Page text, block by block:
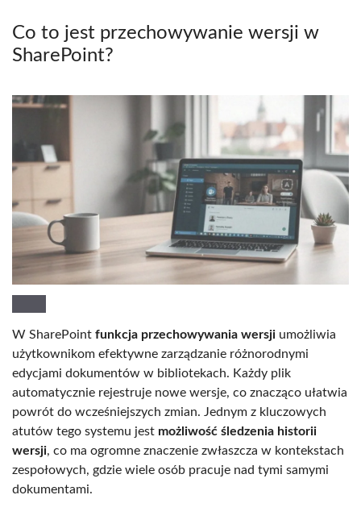
Co to jest przechowywanie wersji w
SharePoint?
W SharePoint funkcja przechowywania wersji umożliwia
użytkownikom efektywne zarządzanie różnorodnymi
edycjami dokumentów w bibliotekach. Każdy plik
automatycznie rejestruje nowe wersje, co znacząco ułatwia
powrót do wcześniejszych zmian. Jednym z kluczowych
atutów tego systemu jest możliwość śledzenia historii
wersji, co ma ogromne znaczenie zwłaszcza w kontekstach
zespołowych, gdzie wiele osób pracuje nad tymi samymi
dokumentami.